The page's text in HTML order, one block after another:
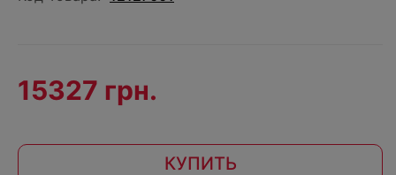
15327 грн.
КУПИТЬ